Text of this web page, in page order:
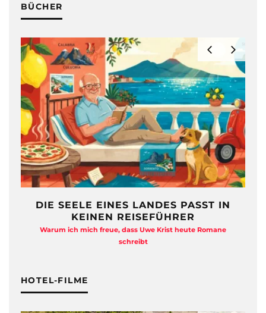
BÜCHER
DIE SEELE EINES LANDES PASST IN
KEINEN REISEFÜHRER
Warum ich mich freue, dass Uwe Krist heute Romane
schreibt
HOTEL-FILME